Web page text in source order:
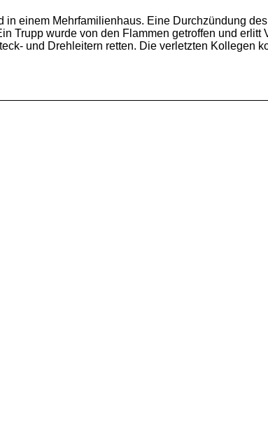
einem Mehrfamilienhaus. Eine Durchzündung
Trupp wurde von den Flammen getroffen und erlitt
und Drehleitern retten. Die verletzten Kollegen